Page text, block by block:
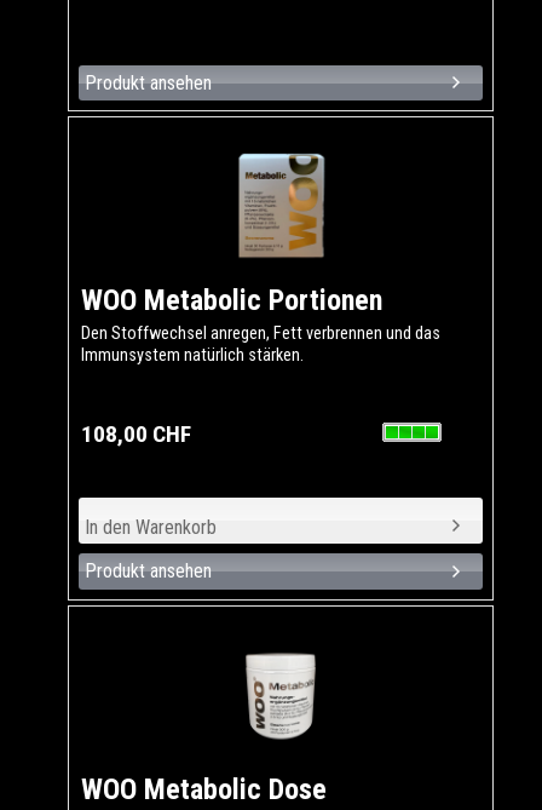
Produkt ansehen
WOO Metabolic Portionen
Den Stoffwechsel anregen, Fett verbrennen und das
Immunsystem natürlich stärken.
108,00 CHF
Produkt ansehen
WOO Metabolic Dose